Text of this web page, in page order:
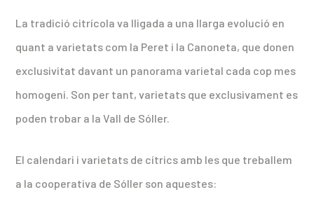
La tradició citrícola va lligada a una llarga evolució en
quant a varietats com la Peret i la Canoneta, que donen
exclusivitat davant un panorama varietal cada cop mes
homogeni. Son per tant, varietats que exclusivament es
poden trobar a la Vall de Sóller.
El calendari i varietats de cítrics amb les que treballem
a la cooperativa de Sóller son aquestes: